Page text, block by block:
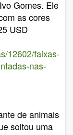
Gomes. Ele
as cores
USD
12602/faixas-
nas-
de animais
soltou uma